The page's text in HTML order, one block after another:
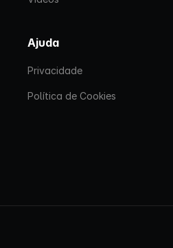
Ajuda
Privacidade
Política de Cookies